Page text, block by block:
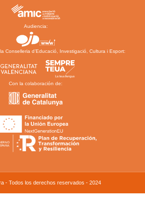
Audiencia:
Conselleria d’Educació, Investigació, Cultura i Esport:
Con la colaboración de:
- Todos los derechos reservados - 2024